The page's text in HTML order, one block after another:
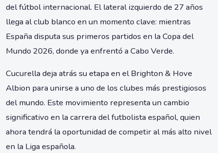
del fútbol internacional. El lateral izquierdo de 27 años
llega al club blanco en un momento clave: mientras
España disputa sus primeros partidos en la Copa del
Mundo 2026, donde ya enfrentó a Cabo Verde.
Cucurella deja atrás su etapa en el Brighton & Hove
Albion para unirse a uno de los clubes más prestigiosos
del mundo. Este movimiento representa un cambio
significativo en la carrera del futbolista español, quien
ahora tendrá la oportunidad de competir al más alto nivel
en la Liga española.